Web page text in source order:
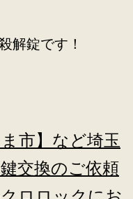
解錠です！
市】など埼玉
交換のご依頼